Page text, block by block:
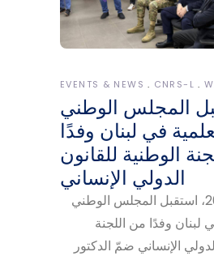
EVENTS & NEWS CNRS-L
المجلس الوطني
في لبنان وفدًا
الوطنية للقانون
الدولي الإنساني
في 7 نيسان 2026، استقبل المجلس الوطني
لبنان وفدًا من اللجنة
الإنساني ضمّ الدكتور